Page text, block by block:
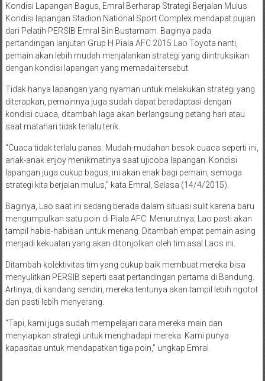
Kondisi Lapangan Bagus, Emral Berharap Strategi Berjalan Mulus
Kondisi lapangan Stadion National Sport Complex mendapat pujian
dari Pelatih PERSIB Emral Bin Bustamam. Baginya pada
pertandingan lanjutan Grup H Piala AFC 2015 Lao Toyota nanti,
pemain akan lebih mudah menjalankan strategi yang diintruksikan
dengan kondisi lapangan yang memadai tersebut.
Tidak hanya lapangan yang nyaman untuk melakukan strategi yang
diterapkan, pemainnya juga sudah dapat beradaptasi dengan
kondisi cuaca, ditambah laga akan berlangsung petang hari atau
saat matahari tidak terlalu terik.
“Cuaca tidak terlalu panas. Mudah-mudahan besok cuaca seperti ini,
anak-anak enjoy menikmatinya saat ujicoba lapangan. Kondisi
lapangan juga cukup bagus, ini akan enak bagi pemain, semoga
strategi kita berjalan mulus,” kata Emral, Selasa (14/4/2015).
Baginya, Lao saat ini sedang berada dalam situasi sulit karena baru
mengumpulkan satu poin di Piala AFC. Menurutnya, Lao pasti akan
tampil habis-habisan untuk menang. Ditambah empat pemain asing
menjadi kekuatan yang akan ditonjolkan oleh tim asal Laos ini.
Ditambah kolektivitas tim yang cukup baik membuat mereka bisa
menyulitkan PERSIB seperti saat pertandingan pertama di Bandung.
Artinya, di kandang sendiri, mereka tentunya akan tampil lebih ngotot
dan pasti lebih menyerang.
“Tapi, kami juga sudah mempelajari cara mereka main dan
menyiapkan strategi untuk menghadapi mereka. Kami punya
kapasitas untuk mendapatkan tiga poin,” ungkap Emral.